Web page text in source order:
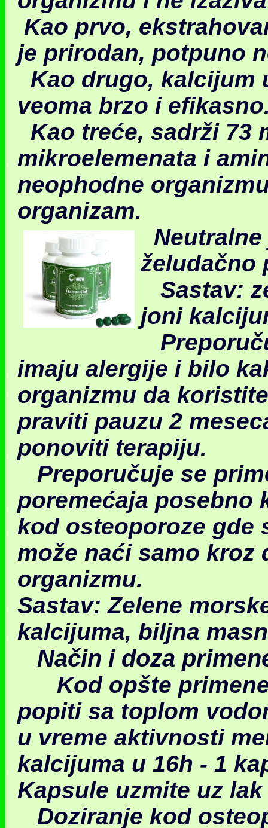
Kao prvo,
je prirodan, potpuno
Kao drugo, kalcijum
veoma brzo i
Kao treće, sadrži 73
mikroelemenata i
neophodne
organizam.
Neutralne
želudačno
Sastav:
joni
imaju alergije i bilo
organizmu da
praviti pauzu 2
ponoviti terapiju.
Preporučuje se
poremećaja posebno
kod osteoporoze gde
može naći samo kroz
organizmu.
Sastav: Zelene
kalcijuma, biljna
Način i doza
Kod opšte
popiti sa toplom
u vreme aktivnosti
kalcijuma u 16h - 1
Kapsule uzmite uz
Doziranje kod